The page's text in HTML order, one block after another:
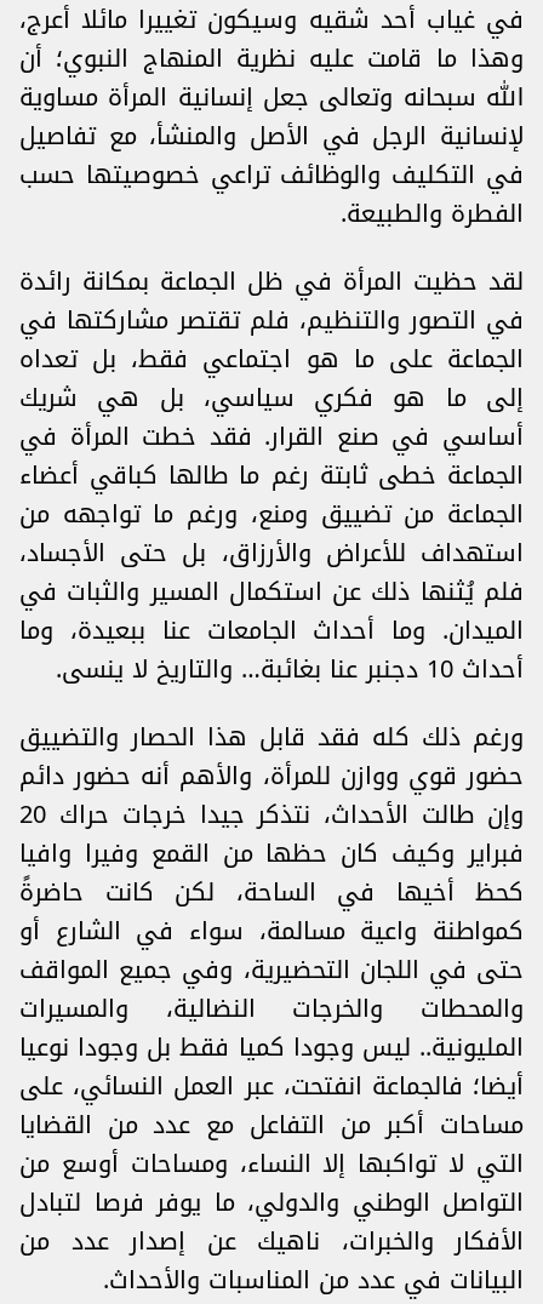
في غياب أحد شقيه وسيكون تغييرا مائلا أعرج،
وهذا ما قامت عليه نظرية المنهاج النبوي؛ أن
الله سبحانه وتعالى جعل إنسانية المرأة مساوية
لإنسانية الرجل في الأصل والمنشأ، مع تفاصيل
في التكليف والوظائف تراعي خصوصيتها حسب
الفطرة والطبيعة.
لقد حظيت المرأة في ظل الجماعة بمكانة رائدة
في التصور والتنظيم، فلم تقتصر مشاركتها في
الجماعة على ما هو اجتماعي فقط، بل تعداه
إلى ما هو فكري سياسي، بل هي شريك
أساسي في صنع القرار. فقد خطت المرأة في
الجماعة خطى ثابتة رغم ما طالها كباقي أعضاء
الجماعة من تضييق ومنع، ورغم ما تواجهه من
استهداف للأعراض والأرزاق، بل حتى الأجساد،
فلم يُثنها ذلك عن استكمال المسير والثبات في
الميدان. وما أحداث الجامعات عنا ببعيدة، وما
أحداث 10 دجنبر عنا بغائبة… والتاريخ لا ينسى.
ورغم ذلك كله فقد قابل هذا الحصار والتضييق
حضور قوي ووازن للمرأة، والأهم أنه حضور دائم
وإن طالت الأحداث، نتذكر جيدا خرجات حراك 20
فبراير وكيف كان حظها من القمع وفيرا وافيا
كحظ أخيها في الساحة، لكن كانت حاضرةً
كمواطنة واعية مسالمة، سواء في الشارع أو
حتى في اللجان التحضيرية، وفي جميع المواقف
والمحطات والخرجات النضالية، والمسيرات
المليونية.. ليس وجودا كميا فقط بل وجودا نوعيا
أيضا؛ فالجماعة انفتحت، عبر العمل النسائي، على
مساحات أكبر من التفاعل مع عدد من القضايا
التي لا تواكبها إلا النساء، ومساحات أوسع من
التواصل الوطني والدولي، ما يوفر فرصا لتبادل
الأفكار والخبرات، ناهيك عن إصدار عدد من
البيانات في عدد من المناسبات والأحداث.